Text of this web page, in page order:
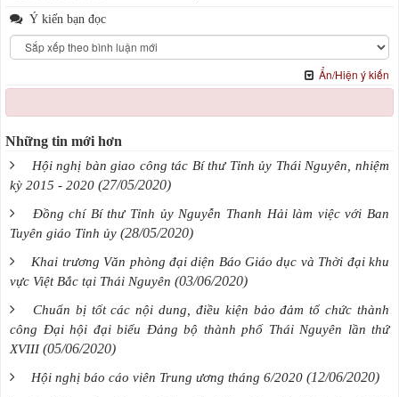
Ý kiến bạn đọc
Ẩn/Hiện ý kiến
Những tin mới hơn
Hội nghị bàn giao công tác Bí thư Tỉnh ủy Thái Nguyên, nhiệm
kỳ 2015 - 2020 (27/05/2020)
Đồng chí Bí thư Tỉnh ủy Nguyễn Thanh Hải làm việc với Ban
Tuyên giáo Tỉnh ủy (28/05/2020)
Khai trương Văn phòng đại diện Báo Giáo dục và Thời đại khu
vực Việt Bắc tại Thái Nguyên (03/06/2020)
Chuẩn bị tốt các nội dung, điều kiện bảo đảm tổ chức thành
công Đại hội đại biểu Đảng bộ thành phố Thái Nguyên lần thứ
XVIII (05/06/2020)
Hội nghị báo cáo viên Trung ương tháng 6/2020 (12/06/2020)